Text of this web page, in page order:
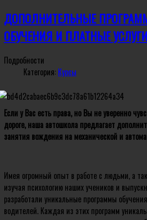
ДОПОЛНИТЕЛЬНЫЕ
ОБУЧЕНИЯ И ПЛАТНЫЕ УСЛУГИ
Подробности
Категория: Курсы
Если у Вас есть права, но Вы не уверенно
дороге, наша автошкола предлагает
занятия вождения на механической и
Имея огромный опыт в работе с людьми, а
изучая психологию наших учеников и
разработали уникальные программы
водителей. Каждая из этих программ